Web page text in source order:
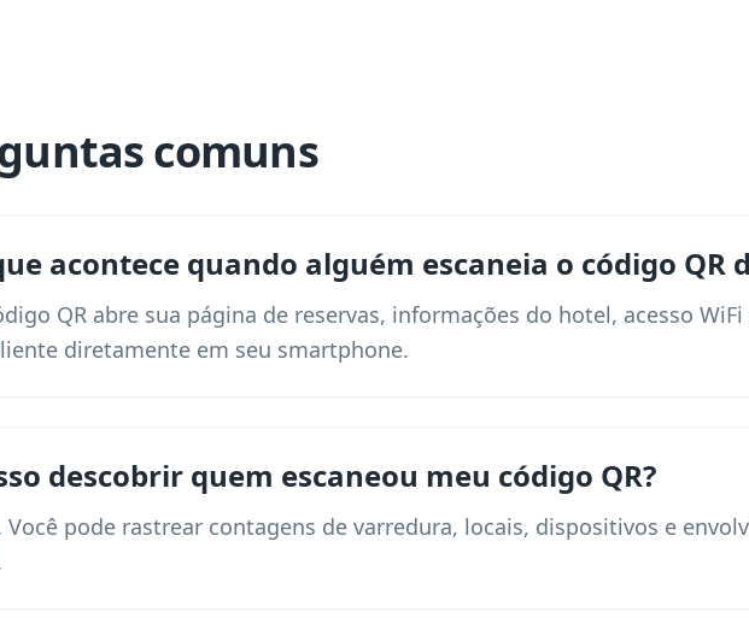
comuns
acontece quando alguém escaneia o código QR
QR abre sua página de reservas, informações do hotel, acesso
diretamente em seu smartphone.
descobrir quem escaneou meu código QR?
Você pode rastrear contagens de varredura, locais, dispositivos e